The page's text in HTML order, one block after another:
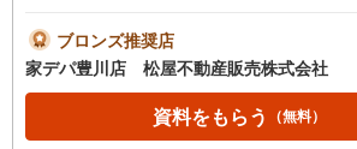
路も広々●家デパ 松屋不動産販売
川市・知立市・浜松市の4店舗営業中
リアの物件ならおまかせください。
中古マンション、土地をお客様のご
いたします！・中古物件のリフォ
ブロンズ推奨店
家デパ豊川店 松屋不動産販売株式会社
資料をもらう （無料）